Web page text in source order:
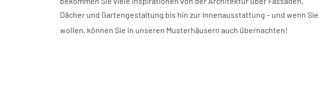
Dächer und Gartengestaltung bis hin zur Innenausstattung – und wenn Sie
wollen, können Sie in unseren Musterhäusern auch übernachten!